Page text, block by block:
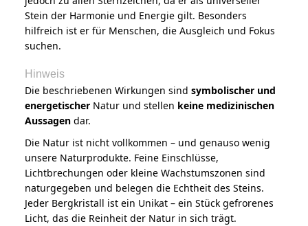
Stein der Harmonie und Energie gilt. Besonders
hilfreich ist er für Menschen, die Ausgleich und Fokus
suchen.
Hinweis
Die beschriebenen Wirkungen sind symbolischer und
energetischer Natur und stellen keine medizinischen
Aussagen dar.
Die Natur ist nicht vollkommen – und genauso wenig
unsere Naturprodukte. Feine Einschlüsse,
Lichtbrechungen oder kleine Wachstumszonen sind
naturgegeben und belegen die Echtheit des Steins.
Jeder Bergkristall ist ein Unikat – ein Stück gefrorenes
Licht, das die Reinheit der Natur in sich trägt.